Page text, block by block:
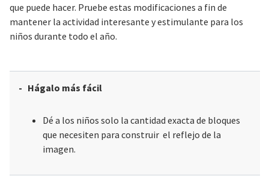
que puede hacer. Pruebe estas modificaciones a fin de
mantener la actividad interesante y estimulante para los
niños durante todo el año.
Hágalo más fácil
Dé a los niños solo la cantidad exacta de bloques
que necesiten para construir el reflejo de la
imagen.